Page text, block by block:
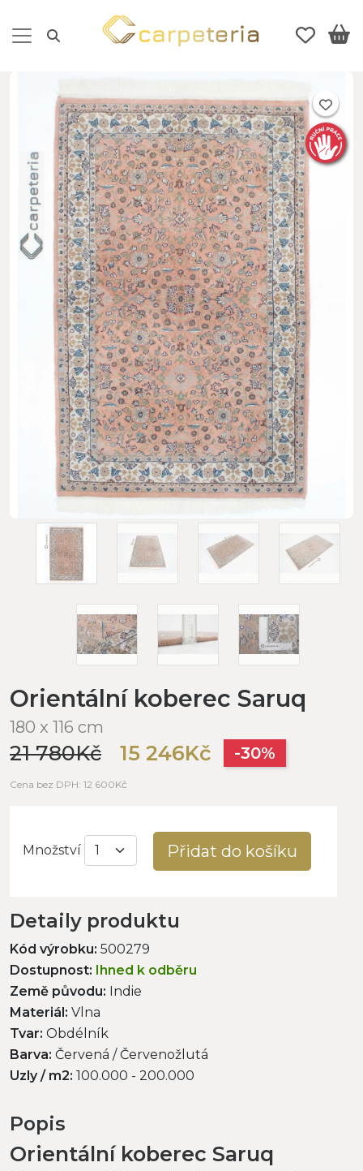
Orientální koberec Saruq
180 x 116 cm
21 780Kč 15 246Kč -30%
Cena bez DPH: 12 600Kč
Množství Přidat do košíku
Detaily produktu
Kód výrobku: 500279
Dostupnost: Ihned k odběru
Země původu: Indie
Materiál: Vlna
Tvar: Obdélník
Barva: Červená / Červenožlutá
Uzly / m2: 100.000 - 200.000
Popis
Orientální koberec Saruq